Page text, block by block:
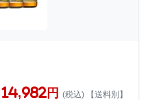
14,982円 (税込) 【送料別】